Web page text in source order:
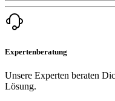
Expertenberatung
Unsere Experten beraten
Lösung.